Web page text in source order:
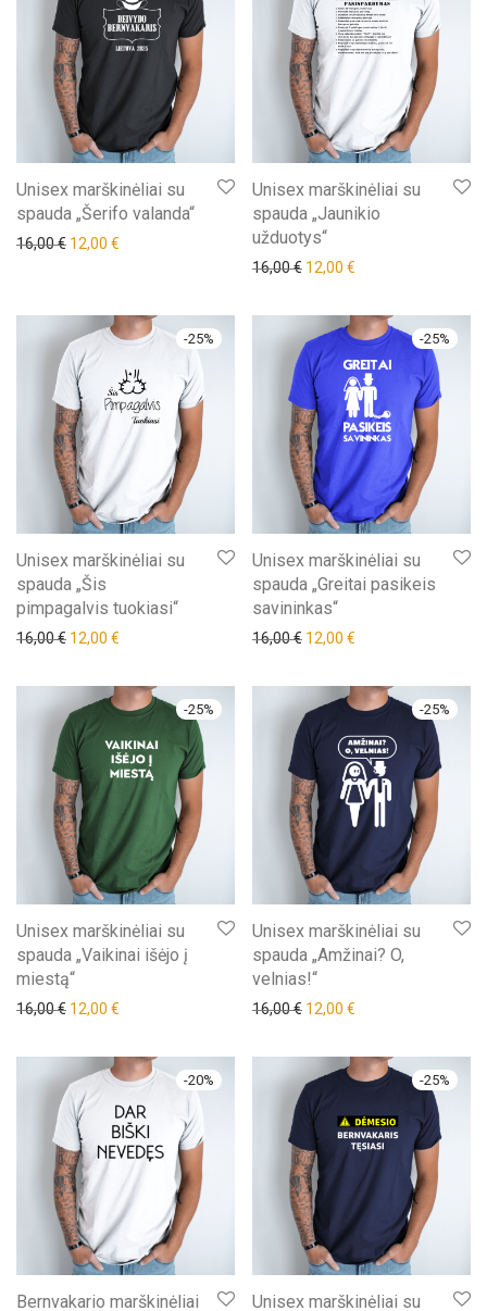
Unisex marškinėliai su
spauda „Šerifo valanda“
16,00€ Original price was: 16,00 €.
12,00 € Current price is: 12,00 €.
Unisex marškinėliai su
spauda „Jaunikio
užduotys“
16,00€ Original price was: 16,00 €.
12,00 €
-25%
Unisex marškinėliai su
spauda „Šis
pimpagalvis tuokiasi“
16,00€ Original price was: 16,00 €.
12,00 € Current price is: 12,00 €.
-25%
Unisex marškinėliai su
spauda „Greitai pasikeis
savininkas“
16,00€ Original price was: 16,00 €.
12,00 €
-25%
Unisex marškinėliai su
spauda „Vaikinai išėjo į
miestą“
16,00€ Original price was: 16,00 €.
12,00 € Current price is: 12,00 €.
-25%
Unisex marškinėliai su
spauda „Amžinai? O,
velnias!“
16,00€ Original price was: 16,00 €.
12,00 €
-20%
Bernvakario marškinėliai
-25%
Unisex marškinėliai su